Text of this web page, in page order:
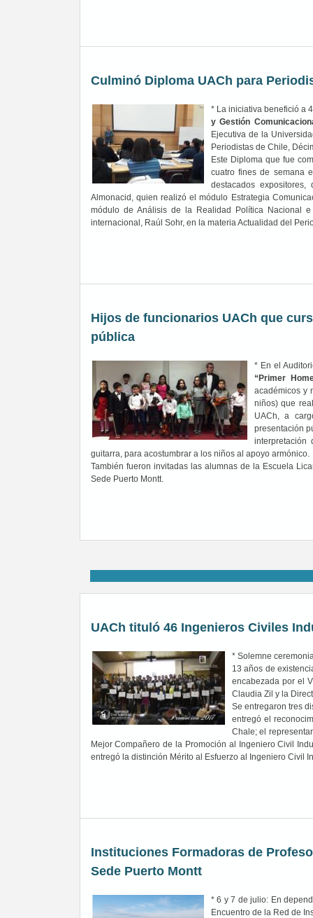
Culminó Diploma UACh para
* La iniciativa benefició a
y Gestión
Ejecutiva de la
Periodistas de Chile,
Este Diploma que fue
cuatro fines de semana
destacados
Almonacid, quien realizó el módulo Estrategia
módulo de Análisis de la Realidad Política Nacional
internacional, Raúl Sohr, en la materia Actualidad del
Hijos de funcionarios UACh que
pública
* En el
“Primer
académicos y
niños) que
UACh, a
presentación
interpretación
guitarra, para acostumbrar a los niños al apoyo armónico.
También fueron invitadas las alumnas de la Escuela
Sede Puerto Montt.
UACh tituló 46 Ingenieros Civiles
* Solemne
13 años de
encabezada por el
Claudia Zil y la
Se entregaron tres
entregó el
Chale; el
Mejor Compañero de la Promoción al Ingeniero Civil
entregó la distinción Mérito al Esfuerzo al Ingeniero Civil
Instituciones Formadoras de
Sede Puerto Montt
* 6 y 7 de julio: En
Encuentro de la Red de